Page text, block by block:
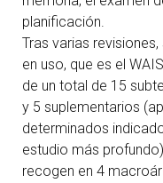
planificación.
Tras varias
en uso, que es el
de un total de 15
y 5 suplementarios
determinados
estudio más
recogen en 4